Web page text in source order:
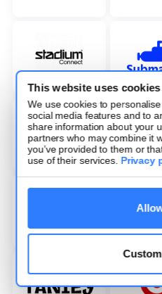
This website uses cookies
We use cookies to
social media features and to
share information about your
partners who may combine it
you’ve provided to them or
use of their services. Privacy